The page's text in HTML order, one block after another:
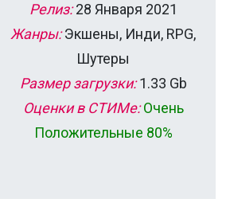
Релиз:28 Января 2021
Жанры:Экшены, Инди, RPG,
Шутеры
Размер загрузки:1.33 Gb
Оценки в СТИМе: Очень
Положительные 80%